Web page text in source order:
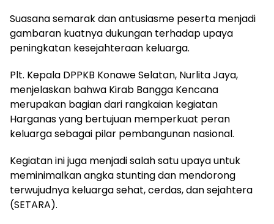
Suasana semarak dan antusiasme peserta menjadi
gambaran kuatnya dukungan terhadap upaya
peningkatan kesejahteraan keluarga.
Plt. Kepala DPPKB Konawe Selatan, Nurlita Jaya,
menjelaskan bahwa Kirab Bangga Kencana
merupakan bagian dari rangkaian kegiatan
Harganas yang bertujuan memperkuat peran
keluarga sebagai pilar pembangunan nasional.
Kegiatan ini juga menjadi salah satu upaya untuk
meminimalkan angka stunting dan mendorong
terwujudnya keluarga sehat, cerdas, dan sejahtera
(SETARA).